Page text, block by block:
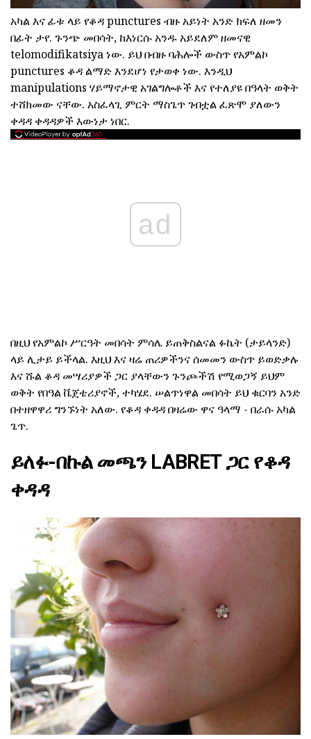
አካል እና ፊቱ ላይ የቆዳ punctures ብዙ አይነት አንድ ክፍለ ዘመን
በፊት ታየ. ጉንጭ መበሳት, ከእነርሱ አንዱ አይደለም ዘመናዊ
telomodifikatsiya ነው. ይህ በብዙ ባሕሎች ውስጥ የአምልኮ
punctures ቆዳ ልማድ እንደሆነ የታወቀ ነው. እንዲህ
manipulations ሃይማኖታዊ አገልግሎቶች እና የተለያዩ በዓላት ወቅት
ተሸክመው ናቸው. አስፈላጊ ምርት ማስጌጥ ገብቷል ፈጽሞ ያለውን
ቀዳዳ ቀዳዳዎች እውነታ ነበር.
ad
በዚህ የአምልኮ ሥርዓት መበሳት ምሳሌ ይጠቅስልናል ፉኬት (ታይላንድ)
ላይ ሊታይ ይችላል. እዚህ እና ዛሬ ጠሪዎችንና ሰመመን ውስጥ ይወድቃሉ
እና ሹል ቆዳ መሣሪያዎች ጋር ያላቸውን ጉንጮችሽ የሚወጋኝ ይህም
ወቅት የበዓል ቬጀቴሪያኖች, ተካሄደ. ሠልጥነዋል መበሳት ይህ ቁርባን አንድ
በተዘዋዋሪ ግንኙነት አለው. የቆዳ ቀዳዳ በዛሬው ዋና ዓላማ - በራሱ አካል
ጌጥ.
ይለፉ-በኩል መጫን LABRET ጋር የቆዳ
ቀዳዳ